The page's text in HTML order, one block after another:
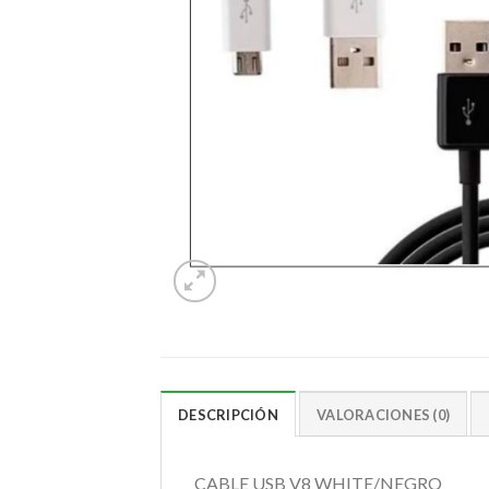
DESCRIPCIÓN VALORACIONES (0)
CABLE USB V8 WHITE/NEGRO